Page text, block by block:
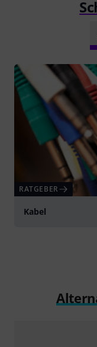
RATGEBER
Kabel